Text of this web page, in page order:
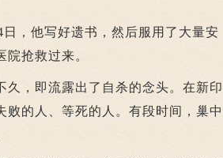
，他写好遗书，然后服用了大量安
抢救过来。
，即流露出了自杀的念头。在新印
的人、等死的人。有段时间，巢中